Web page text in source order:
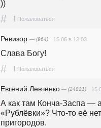
))
# ! Пожаловаться
Ревизор — (964) 15.06 в 12:03
Слава Богу!
# ! Пожаловаться
Евгений Левченко — (24821)
А как там Конча-Заспа —
«Рублёвки»? Что-то её
пригородов.